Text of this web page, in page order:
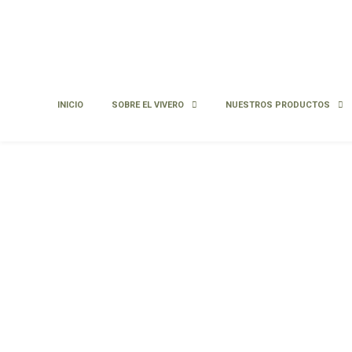
INICIO SOBRE EL VIVERO NUESTROS PRODUCTOS